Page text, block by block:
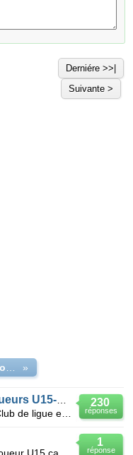
Derniére >>|
Suivante >
»
230
réponses
1
réponse